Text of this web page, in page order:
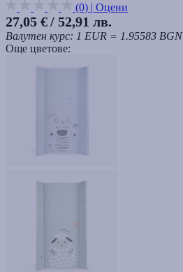
(0) | Оцени
27,05 €/ 52,91 лв.
Валутен курс: 1 EUR = 1.95583 BGN
Още цветове: